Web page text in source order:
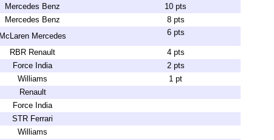
Mercedes Benz
10 pts
Mercedes Benz
8 pts
McLaren Mercedes 6 pts
RBR Renault
4 pts
Force India
2 pts
Williams
1 pt
Renault
Force India
STR Ferrari
Williams